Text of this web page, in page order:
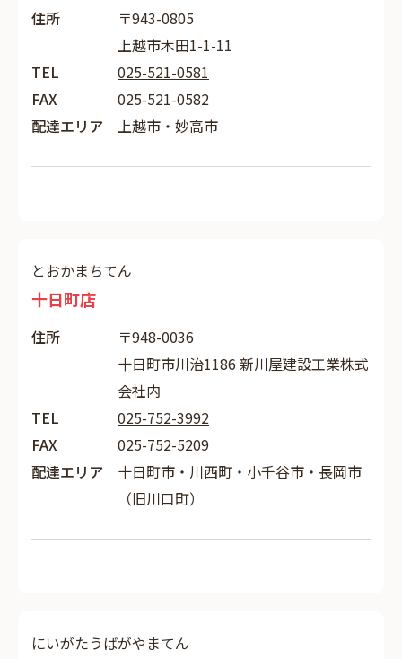
住所
〒943-0805
上越市木田1-1-11
TEL
025-521-0581
FAX
025-521-0582
配達エリア
上越市・妙高市
とおかまちてん
十日町店
住所
〒948-0036
十日町市川治1186 新川屋建設工業株式
会社内
TEL
025-752-3992
FAX
025-752-5209
配達エリア
十日町市・川西町・小千谷市・長岡市
（旧川口町）
にいがたうばがやまてん